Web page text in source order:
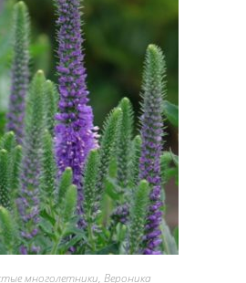
многолетники, Вероника